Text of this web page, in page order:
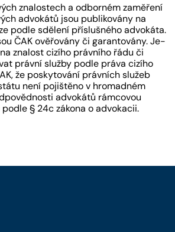
znalostech a odborném zaměření
advokátů jsou publikovány na
podle sdělení příslušného advokáta.
ČAK ověřovány či garantovány. Je-
znalost cizího právního řádu či
právní služby podle práva cizího
že poskytování právních služeb
není pojištěno v hromadném
advokátů rámcovou
§ 24c zákona o advokacii.